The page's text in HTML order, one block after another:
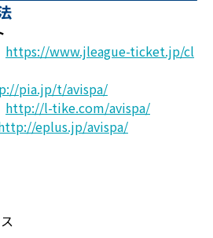
https://www.jleague-ticket.jp/cl
pia.jp/t/avispa/
http://l-tike.com/avispa/
eplus.jp/avispa/